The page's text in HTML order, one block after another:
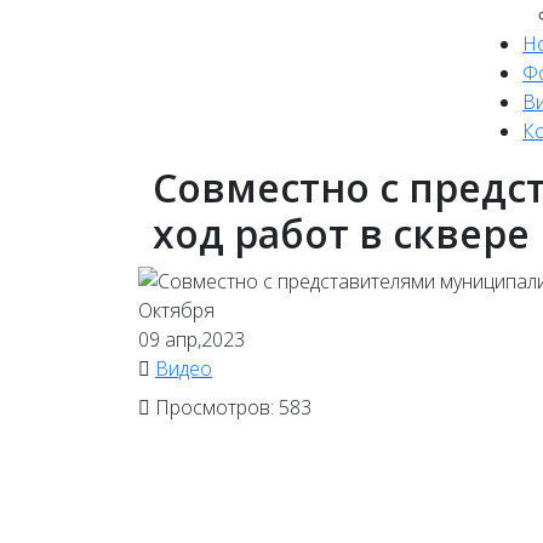
Совместно с
ход работ в
09 апр,2023
Видео
Просмотров: 583